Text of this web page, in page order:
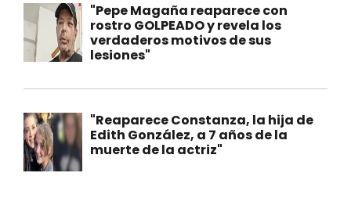
"Pepe Magaña reaparece con
rostro GOLPEADO y revela los
verdaderos motivos de sus
lesiones"
"Reaparece Constanza, la hija de
Edith González, a 7 años de la
muerte de la actriz"